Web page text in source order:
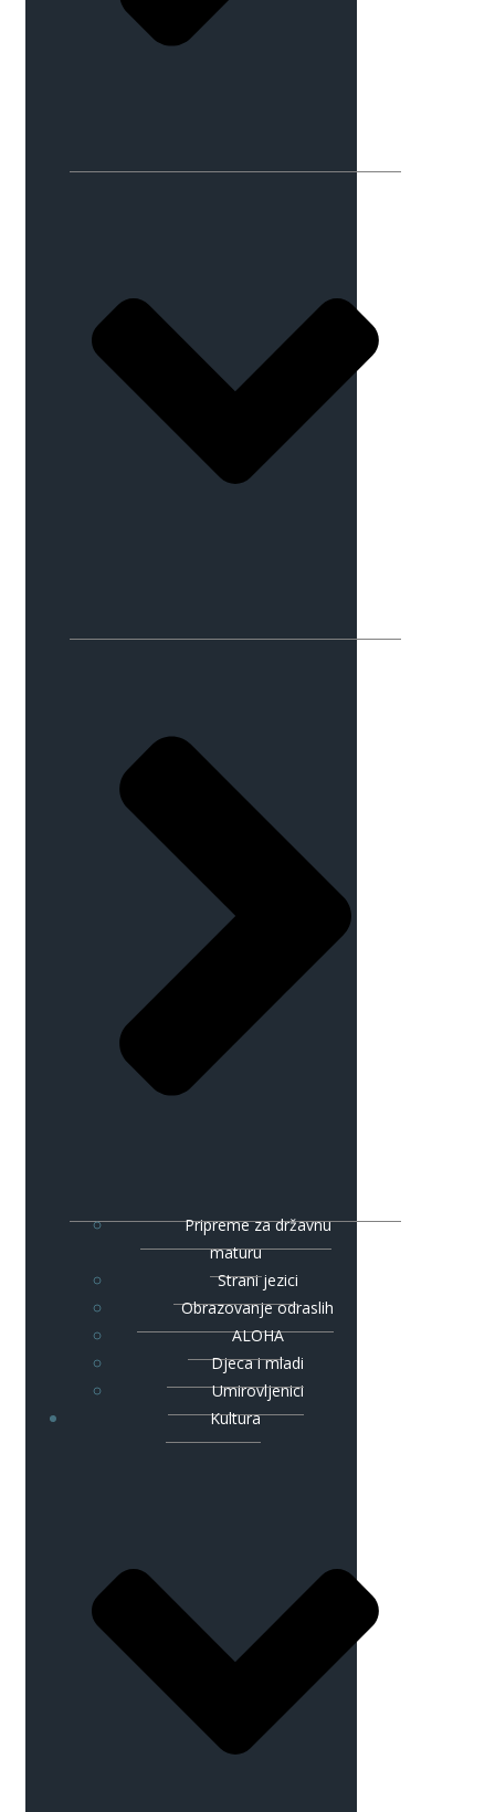
Pripreme za državnu
maturu
Strani jezici
Obrazovanje odraslih
ALOHA
Djeca i mladi
Umirovljenici
Kultura